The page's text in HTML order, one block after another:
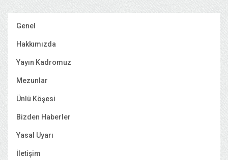
Genel
Hakkımızda
Yayın Kadromuz
Mezunlar
Ünlü Köşesi
Bizden Haberler
Yasal Uyarı
İletişim